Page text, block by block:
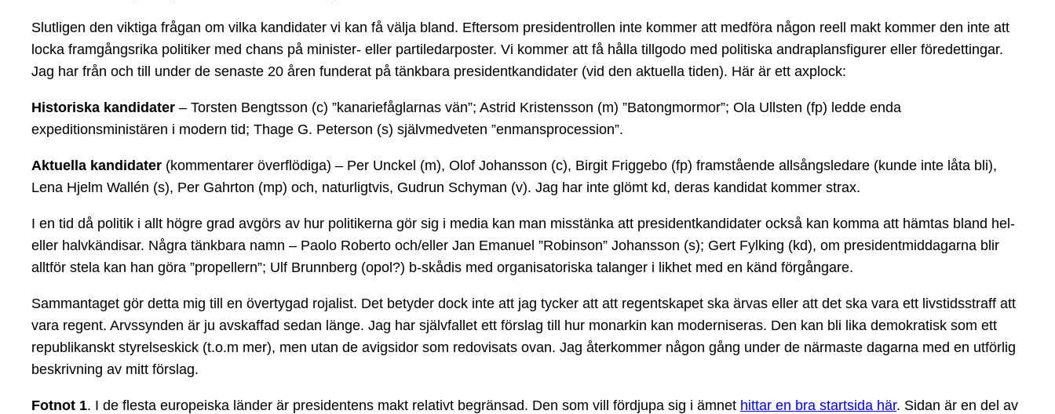
Slutligen den viktiga frågan om vilka kandidater vi kan få välja bland. Eftersom presidentrollen inte kommer att medföra någon reell makt kommer den inte att
locka framgångsrika politiker med chans på minister- eller partiledarposter. Vi kommer att få hålla tillgodo med politiska andraplansfigurer eller föredettingar.
Jag har från och till under de senaste 20 åren funderat på tänkbara presidentkandidater (vid den aktuella tiden). Här är ett axplock:
Historiska kandidater – Torsten Bengtsson (c) ”kanariefåglarnas vän”; Astrid Kristensson (m) ”Batongmormor”; Ola Ullsten (fp) ledde enda
expeditionsministären i modern tid; Thage G. Peterson (s) självmedveten ”enmansprocession”.
Aktuella kandidater (kommentarer överflödiga) – Per Unckel (m), Olof Johansson (c), Birgit Friggebo (fp) framstående allsångsledare (kunde inte låta bli),
Lena Hjelm Wallén (s), Per Gahrton (mp) och, naturligtvis, Gudrun Schyman (v). Jag har inte glömt kd, deras kandidat kommer strax.
I en tid då politik i allt högre grad avgörs av hur politikerna gör sig i media kan man misstänka att presidentkandidater också kan komma att hämtas bland hel-
eller halvkändisar. Några tänkbara namn – Paolo Roberto och/eller Jan Emanuel ”Robinson” Johansson (s); Gert Fylking (kd), om presidentmiddagarna blir
alltför stela kan han göra ”propellern”; Ulf Brunnberg (opol?) b-skådis med organisatoriska talanger i likhet med en känd förgångare.
Sammantaget gör detta mig till en övertygad rojalist. Det betyder dock inte att jag tycker att att regentskapet ska ärvas eller att det ska vara ett livstidsstraff att
vara regent. Arvssynden är ju avskaffad sedan länge. Jag har självfallet ett förslag till hur monarkin kan moderniseras. Den kan bli lika demokratisk som ett
republikanskt styrelseskick (t.o.m mer), men utan de avigsidor som redovisats ovan. Jag återkommer någon gång under de närmaste dagarna med en utförlig
beskrivning av mitt förslag.
Fotnot 1. I de flesta europeiska länder är presidentens makt relativt begränsad. Den som vill fördjupa sig i ämnet hittar en bra startsida här. Sidan är en del av